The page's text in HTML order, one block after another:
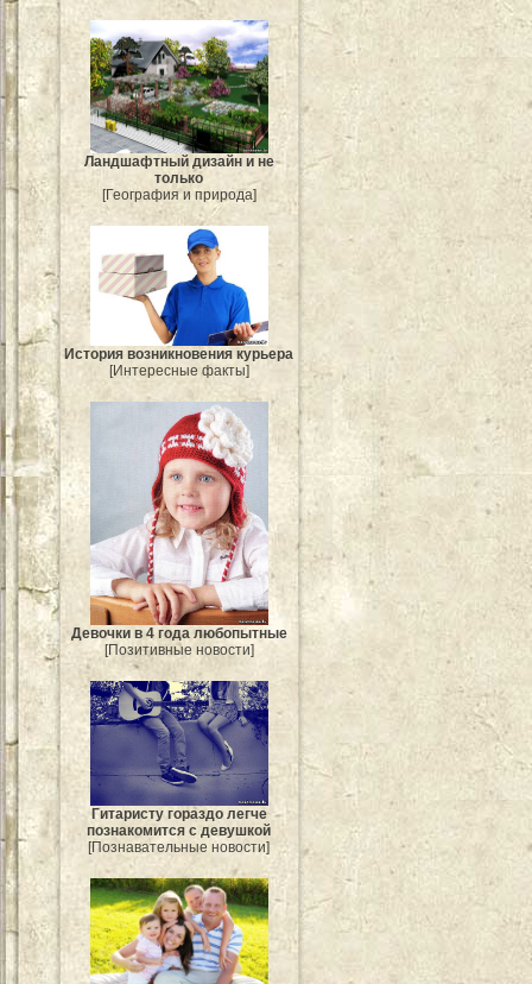
Ландшафтный дизайн и не
только
[География и природа]
История возникновения курьера
[Интересные факты]
Девочки в 4 года любопытные
[Позитивные новости]
Гитаристу гораздо легче
познакомится с девушкой
[Познавательные новости]